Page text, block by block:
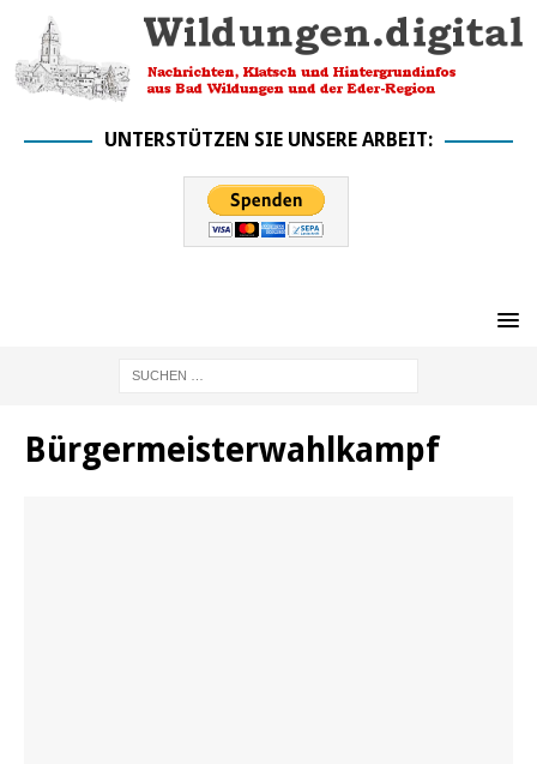
UNTERSTÜTZEN SIE UNSERE ARBEIT:
Bürgermeisterwahlkampf